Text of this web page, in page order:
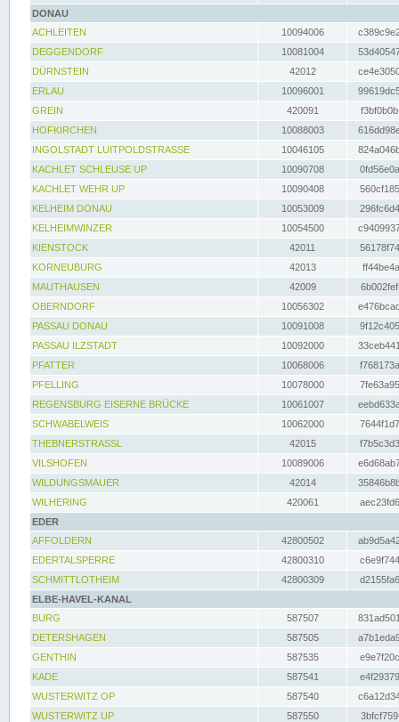
DONAU
ACHLEITEN
10094006
DEGGENDORF
10081004
DÜRNSTEIN
42012
ERLAU
10096001
GREIN
420091
HOFKIRCHEN
10088003
INGOLSTADT LUITPOLDSTRASSE
10046105
KACHLET SCHLEUSE UP
10090708
KACHLET WEHR UP
10090408
KELHEIM DONAU
10053009
KELHEIMWINZER
10054500
KIENSTOCK
42011
KORNEUBURG
42013
MAUTHAUSEN
42009
OBERNDORF
10056302
PASSAU DONAU
10091008
PASSAU ILZSTADT
10092000
PFATTER
10068006
PFELLING
10078000
REGENSBURG EISERNE BRÜCKE
10061007
SCHWABELWEIS
10062000
THEBNERSTRASSL
42015
VILSHOFEN
10089006
WILDUNGSMAUER
42014
WILHERING
420061
EDER
AFFOLDERN
42800502
EDERTALSPERRE
42800310
SCHMITTLOTHEIM
42800309
ELBE-HAVEL-KANAL
BURG
587507
DETERSHAGEN
587505
GENTHIN
587535
KADE
587541
WUSTERWITZ OP
587540
WUSTERWITZ UP
587550